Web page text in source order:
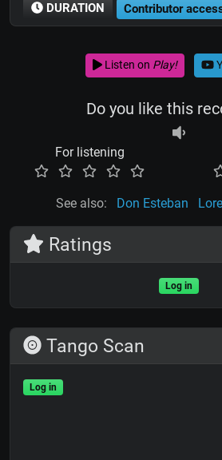
DURATION Contributor
Listen on Play!
Do you like this
For listening
See also: Don Esteban
Ratings
Log in
Tango Scan
Log in